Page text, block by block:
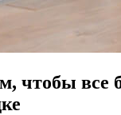
чтобы все